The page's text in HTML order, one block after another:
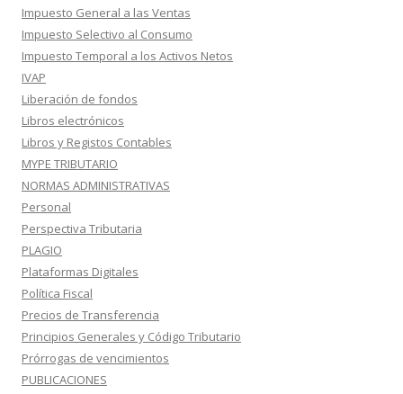
Impuesto General a las Ventas
Impuesto Selectivo al Consumo
Impuesto Temporal a los Activos Netos
IVAP
Liberación de fondos
Libros electrónicos
Libros y Registos Contables
MYPE TRIBUTARIO
NORMAS ADMINISTRATIVAS
Personal
Perspectiva Tributaria
PLAGIO
Plataformas Digitales
Política Fiscal
Precios de Transferencia
Principios Generales y Código Tributario
Prórrogas de vencimientos
PUBLICACIONES